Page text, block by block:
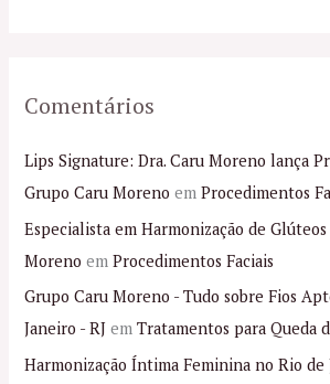
Comentários
Lips Signature: Dra. Caru Moreno lança
Grupo Caru Moreno emProcedimentos
Especialista em Harmonização de
Moreno emProcedimentos Faciais
Grupo Caru Moreno - Tudo sobre Fios
Janeiro - RJ emTratamentos para Queda
Harmonização Íntima Feminina no Rio de